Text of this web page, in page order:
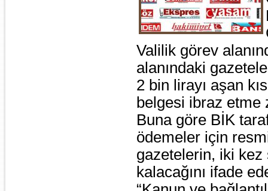
Valilik görev
alanındaki
2 bin lirayı aşan
belgesi ibraz etme
Buna göre BİK
ödemeler için
gazetelerin, iki
kalacağını ifade